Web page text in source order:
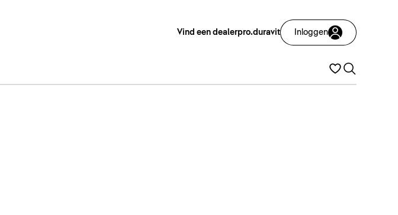
Vind een dealerpro.duravit Inloggen